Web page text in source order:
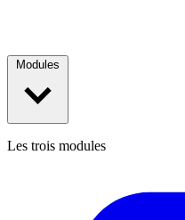
Les trois modules